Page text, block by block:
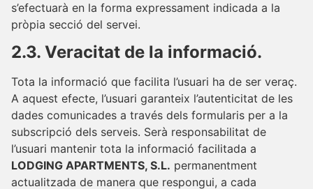
s’efectuarà en la forma expressament indicada a la
pròpia secció del servei.
2.3. Veracitat de la informació.
Tota la informació que facilita l’usuari ha de ser veraç.
A aquest efecte, l’usuari garanteix l’autenticitat de les
dades comunicades a través dels formularis per a la
subscripció dels serveis. Serà responsabilitat de
l’usuari mantenir tota la informació facilitada a
LODGING APARTMENTS, S.L. permanentment
actualitzada de manera que respongui, a cada